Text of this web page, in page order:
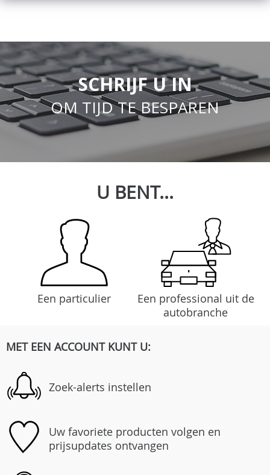
SCHRIJF U IN
OM TIJD TE BESPAREN
U BENT...
Een particulier
Een professional uit de
autobranche
MET EEN ACCOUNT KUNT U:
Zoek-alerts instellen
Uw favoriete producten volgen en
prijsupdates ontvangen